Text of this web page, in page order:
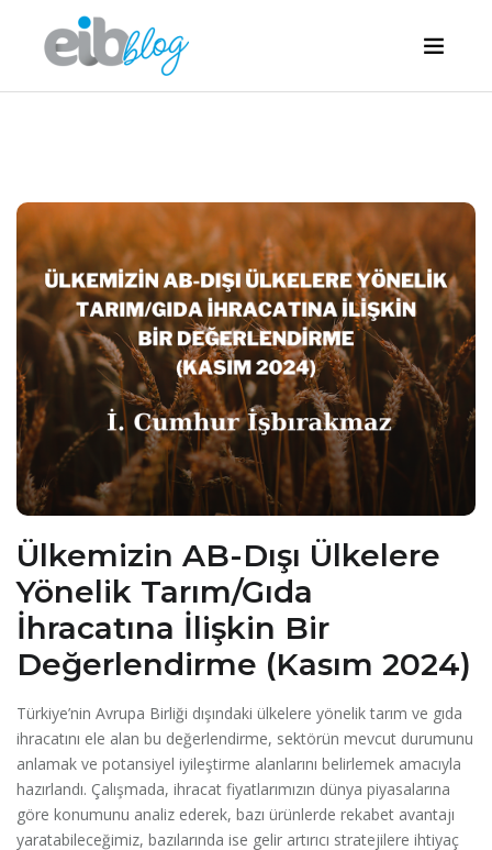
Ülkemizin AB-Dışı Ülkelere
Yönelik Tarım/Gıda
İhracatına İlişkin Bir
Değerlendirme (Kasım 2024)
Türkiye’nin Avrupa Birliği dışındaki ülkelere yönelik tarım ve gıda
ihracatını ele alan bu değerlendirme, sektörün mevcut durumunu
anlamak ve potansiyel iyileştirme alanlarını belirlemek amacıyla
hazırlandı. Çalışmada, ihracat fiyatlarımızın dünya piyasalarına
göre konumunu analiz ederek, bazı ürünlerde rekabet avantajı
yaratabileceğimiz, bazılarında ise gelir artırıcı stratejilere ihtiyaç